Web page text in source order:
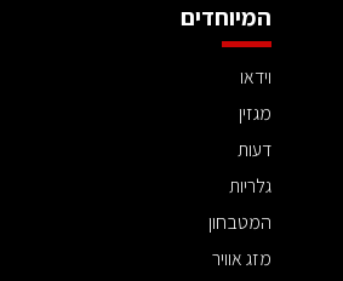
המיוחדים
וידאו
מגזין
דעות
גלריות
המטבחון
מזג אוויר